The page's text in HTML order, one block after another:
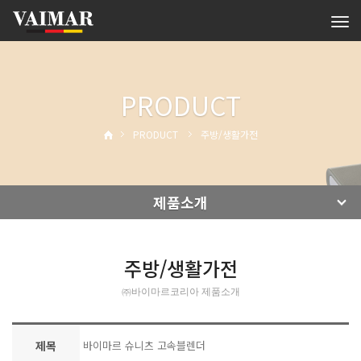
PRODUCT
PRODUCT 주방/생활가전
제품소개
주방/생활가전
㈜바이마르코리아 제품소개
제목 바이마르 슈니츠 고속블렌더